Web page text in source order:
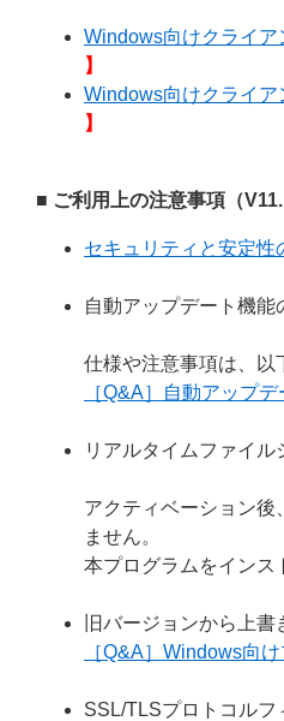
Windows向けクライ
】
Windows向けクライ
】
■ ご利用上の注意事項（
セキュリティと安定性
自動アップデート機能
仕様や注意事項は、以
［Q&A］自動アップ
リアルタイムファイ
アクティベーション
ません。
本プログラムをインス
旧バージョンから上
［Q&A］Windows向
SSL/TLSプロトコルフ